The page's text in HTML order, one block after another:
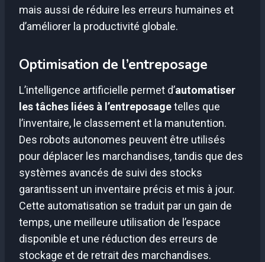
mais aussi de réduire les erreurs humaines et
d’améliorer la productivité globale.
Optimisation de l’entreposage
L’intelligence artificielle permet d’automatiser
les tâches liées à l’entreposagetelles que
l’inventaire, le classement et la manutention.
Des robots autonomes peuvent être utilisés
pour déplacer les marchandises, tandis que des
systèmes avancés de suivi des stocks
garantissent un inventaire précis et mis à jour.
Cette automatisation se traduit par un gain de
temps, une meilleure utilisation de l’espace
disponible et une réduction des erreurs de
stockage et de retrait des marchandises.